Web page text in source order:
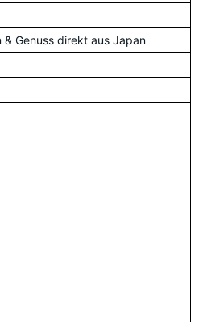
Genuss direkt aus Japan